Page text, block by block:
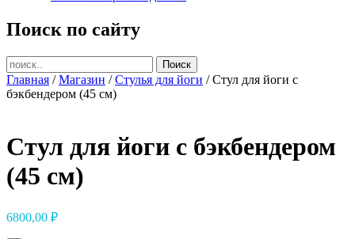
Поиск по сайту
Главная /Магазин /Стулья для йоги / Стул для йоги с
бэкбендером (45 см)
Стул для йоги с бэкбендером
(45 см)
6800,00 ₽